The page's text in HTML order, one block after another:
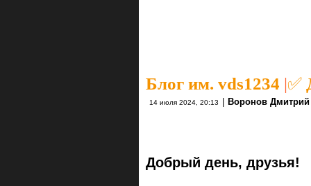
Блог им. vds1234 |✅
14 июля 2024, 20:13 Воронов Дмитрий
Добрый день, друзья!